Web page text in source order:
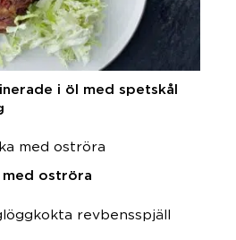
i öl med spetskål
med oströra